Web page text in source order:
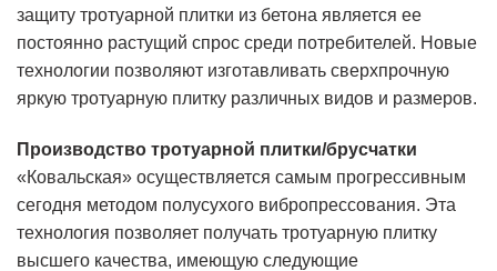
защиту тротуарной плитки из бетона является ее
постоянно растущий спрос среди потребителей. Новые
технологии позволяют изготавливать сверхпрочную
яркую тротуарную плитку различных видов и размеров.
Производство тротуарной плитки/брусчатки
«Ковальская» осуществляется самым прогрессивным
сегодня методом полусухого вибропрессования. Эта
технология позволяет получать тротуарную плитку
высшего качества, имеющую следующие